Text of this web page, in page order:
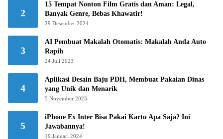
2
15 Tempat Nonton Film Gratis dan Aman: Legal,
Banyak Genre, Bebas Khawatir!
29 Desember 2024
3
AI Pembuat Makalah Otomatis: Makalah Anda Auto
Rapih
24 Juli 2023
4
Aplikasi Desain Baju PDH, Membuat Pakaian Dinas
yang Unik dan Menarik
5 November 2023
5
iPhone Ex Inter Bisa Pakai Kartu Apa Saja? Ini
Jawabannya!
19 Januari 2024